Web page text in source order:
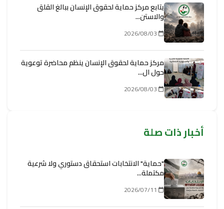
يتابع مركز حماية لحقوق الإنسان ببالغ القلق
والاستن...
مركز حماية لحقوق الإنسان ينظم محاضرة توعوية
حول ال...
أخبار ذات صلة
"حماية" الانتخابات استحقاق دستوري ولا شرعية
مكتملة...